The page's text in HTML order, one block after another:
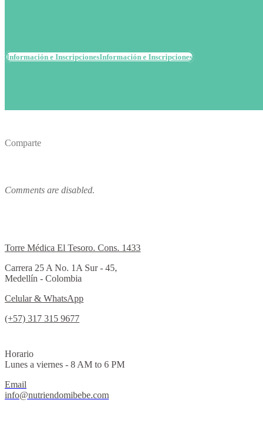
Información e InscripcionesInformación e Inscripciones
Comparte
Comments are disabled.
Torre Médica El Tesoro. Cons. 1433
Carrera 25 A No. 1A Sur - 45,
Medellín - Colombia
Celular & WhatsApp
(+57) 317 315 9677
Horario
Lunes a viernes - 8 AM to 6 PM
Email
info@nutriendomibebe.com